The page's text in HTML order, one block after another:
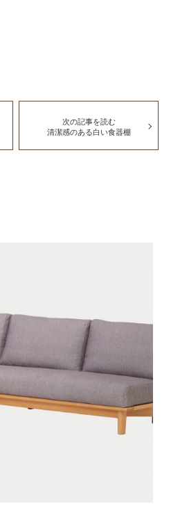
次の記事を読む
清潔感のある白い食器棚